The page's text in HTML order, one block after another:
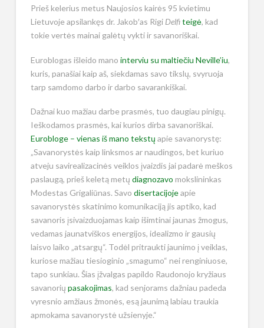
Prieš kelerius metus Naujosios kairės 95 kvietimu
Lietuvoje apsilankęs dr. Jakob′as Rigi Delfiteigė, kad
tokie vertės mainai galėtų vykti ir savanoriškai.
Euroblogas išleido mano interviu su maltiečiu Neville’iu,
kuris, panašiai kaip aš, siekdamas savo tikslų, svyruoja
tarp samdomo darbo ir darbo savarankiškai.
Dažnai kuo mažiau darbe prasmės, tuo daugiau pinigų.
Ieškodamos prasmės, kai kurios dirba savanoriškai.
Eurobloge – vienas iš mano tekstų apie savanorystę:
„Savanorystės kaip linksmos ar naudingos, bet kuriuo
atveju savirealizacinės veiklos įvaizdis jai padarė meškos
paslaugą, prieš keletą metų diagnozavo mokslininkas
Modestas Grigaliūnas. Savo disertacijojeapie
savanorystės skatinimo komunikaciją jis aptiko, kad
savanoris įsivaizduojamas kaip išimtinai jaunas žmogus,
vedamas jaunatviškos energijos, idealizmo ir gausių
laisvo laiko „atsargų“. Todėl pritraukti jaunimo į veiklas,
kuriose mažiau tiesioginio „smagumo“ nei renginiuose,
tapo sunkiau. Šias įžvalgas papildo Raudonojo kryžiaus
savanorių pasakojimas, kad senjorams dažniau padeda
vyresnio amžiaus žmonės, esą jaunimą labiau traukia
apmokama savanorystė užsienyje.“